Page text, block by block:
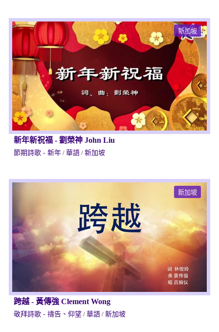
新加坡
新年新祝福 - 劉榮神 John Liu
節期詩歌 - 新年 / 華語 / 新加坡
新加坡
跨越 - 黃傳強 Clement Wong
敬拜詩歌 - 禱告、仰望 / 華語 / 新加坡